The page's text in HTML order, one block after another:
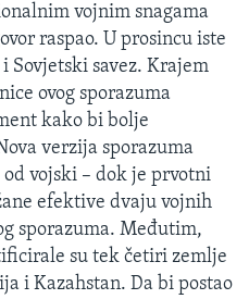
vojnim snagama
raspao. U prosincu iste
Sovjetski savez. Krajem
ovog sporazuma
kako bi bolje
verzija sporazuma
vojski – dok je prvotni
efektive dvaju vojnih
sporazuma. Međutim,
su tek četiri zemlje
i Kazahstan. Da bi postao